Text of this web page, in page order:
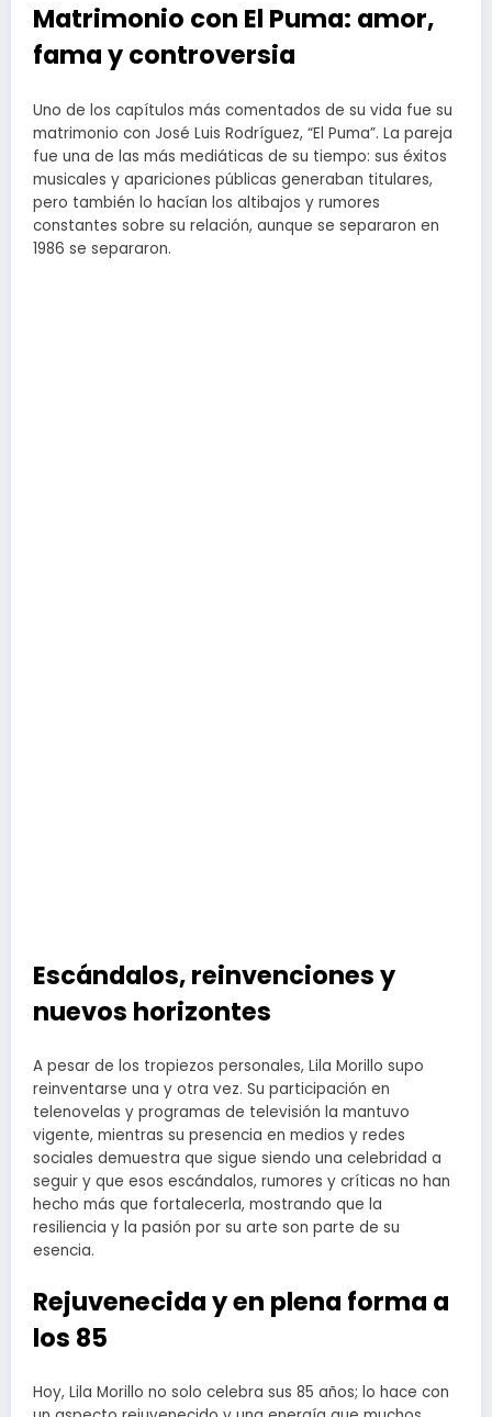
Matrimonio con El Puma: amor,
fama y controversia
Uno de los capítulos más comentados de su vida fue su
matrimonio con José Luis Rodríguez, “El Puma”. La pareja
fue una de las más mediáticas de su tiempo: sus éxitos
musicales y apariciones públicas generaban titulares,
pero también lo hacían los altibajos y rumores
constantes sobre su relación, aunque se separaron en
1986 se separaron.
Escándalos, reinvenciones y
nuevos horizontes
A pesar de los tropiezos personales, Lila Morillo supo
reinventarse una y otra vez. Su participación en
telenovelas y programas de televisión la mantuvo
vigente, mientras su presencia en medios y redes
sociales demuestra que sigue siendo una celebridad a
seguir y que esos escándalos, rumores y críticas no han
hecho más que fortalecerla, mostrando que la
resiliencia y la pasión por su arte son parte de su
esencia.
Rejuvenecida y en plena forma a
los 85
Hoy, Lila Morillo no solo celebra sus 85 años; lo hace con